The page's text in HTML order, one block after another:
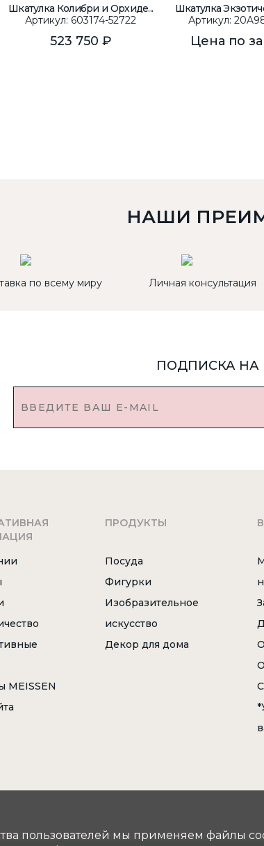
Шкатулка Колибри и Орхиде...
Артикул: 603174-52722
523 750 ₽
Шкатулка
Артикул:
Цена по
НАШИ
по всему миру Личная консультация
ПОДПИСКА НА
MEISSEN
ПРОДУКТЫ
Посуда
Фигурки
Изобразительное
искусство
Декор для дома
пользователей мы применяем файлы